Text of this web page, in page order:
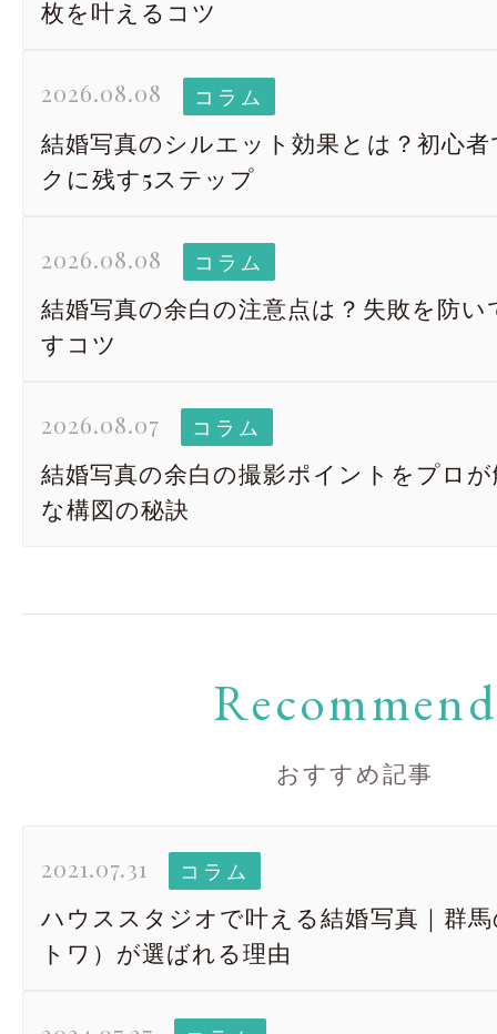
枚を叶えるコツ
2026.08.08 コラム
結婚写真のシルエット効果とは？初心
クに残す5ステップ
2026.08.08 コラム
結婚写真の余白の注意点は？失敗を防
すコツ
2026.08.07 コラム
結婚写真の余白の撮影ポイントをプロ
な構図の秘訣
Recommend
おすすめ記事
2021.07.31 コラム
ハウススタジオで叶える結婚写真｜群
トワ）が選ばれる理由